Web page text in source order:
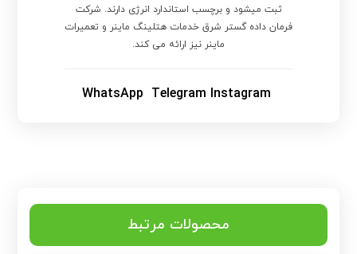
ثبت میشود و برچسب استاندارد انرژی دارند. شرکت
فرمان داده گستر شرق خدمات هتلینگ ماینر و تعمیرات
ماینر نیز ارائه می کند.
WhatsApp Telegram Instagram
محصولات مرتبط